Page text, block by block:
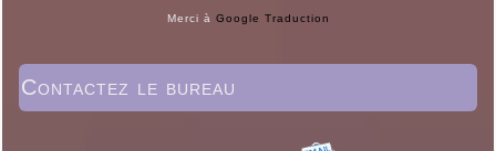
Merci à Google Traduction
Contactez le bureau